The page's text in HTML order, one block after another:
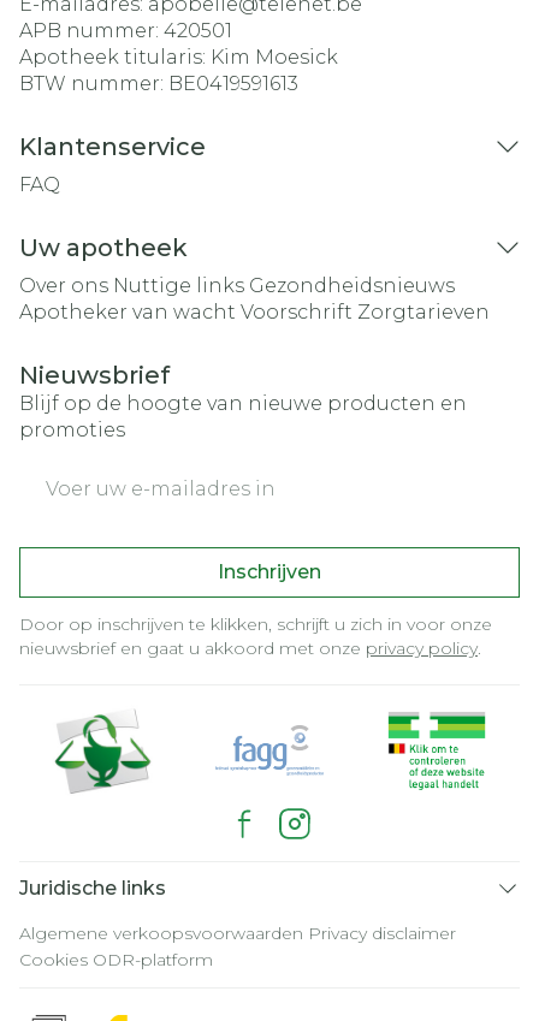
APB nummer: 420501
Apotheek titularis: Kim Moesick
BTW nummer: BE0419591613
Klantenservice
FAQ
Uw apotheek
Over ons Nuttige links Gezondheidsnieuws
Apotheker van wacht Voorschrift Zorgtarieven
Nieuwsbrief
Blijf op de hoogte van nieuwe producten en
promoties
Inschrijven
Door op inschrijven te klikken, schrijft u zich in voor onze
nieuwsbrief en gaat u akkoord met onze privacy policy.
Juridische links
Algemene verkoopsvoorwaarden Privacy disclaimer
Cookies ODR-platform